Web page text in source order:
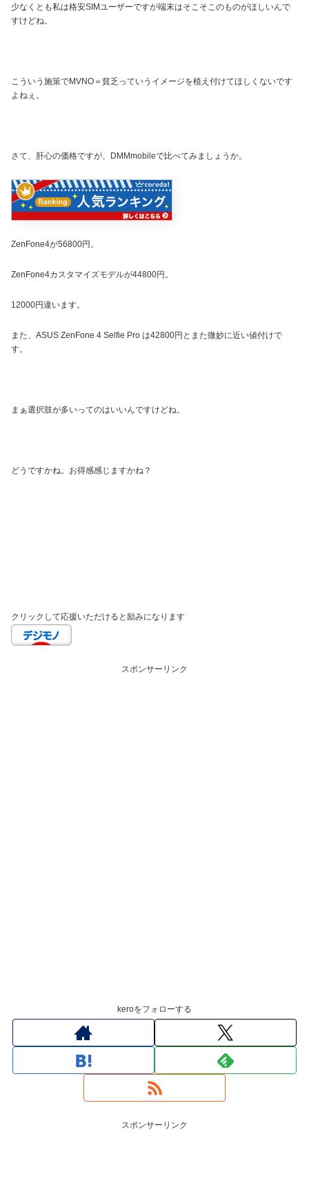
少なくとも私は格安SIMユーザーですが端末はそこそこのものがほしいんで
すけどね。
こういう施策でMVNO＝貧乏っていうイメージを植え付けてほしくないです
よねぇ。
さて、肝心の価格ですが、DMMmobileで比べてみましょうか。
ZenFone4が56800円。
ZenFone4カスタマイズモデルが44800円。
12000円違います。
また、ASUS ZenFone 4 Selfie Pro は42800円とまた微妙に近い値付けで
す。
まぁ選択肢が多いってのはいいんですけどね。
どうですかね。お得感感じますかね？
クリックして応援いただけると励みになります
スポンサーリンク
keroをフォローする
スポンサーリンク